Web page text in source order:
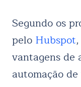
Segundo os
pelo Hubspot
vantagens de
automação de